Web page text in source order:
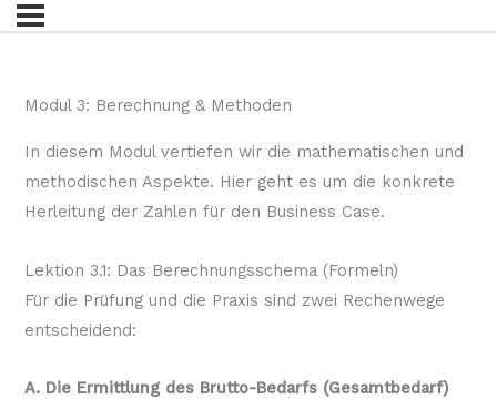
Modul 3: Berechnung & Methoden
In diesem Modul vertiefen wir die mathematischen und
methodischen Aspekte. Hier geht es um die konkrete
Herleitung der Zahlen für den Business Case.
Lektion 3.1: Das Berechnungsschema (Formeln)
Für die Prüfung und die Praxis sind zwei Rechenwege
entscheidend:
A. Die Ermittlung des Brutto-Bedarfs (Gesamtbedarf)